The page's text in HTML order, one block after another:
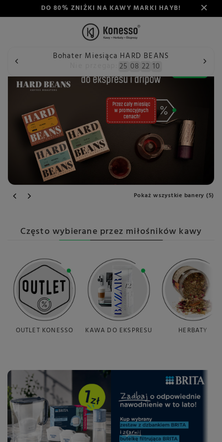
DO 80% ZNIŻKI NA KAWY MARKI HAYB!
Bohater Miesiąca HARD BEANS
25 08 22 09
Pokaż wszystkie banery (5)
Często wybierane przez miłośników kawy
OUTLET KONESSO KAWA DO EKSPRESU HERBATY